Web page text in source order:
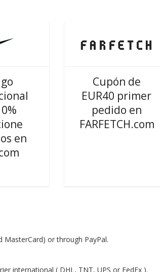
en
Cupón de
EUR40 primer
pedido en
FARFETCH.com
or through PayPal.
international ( DHL, TNT, UPS or FedEx ).